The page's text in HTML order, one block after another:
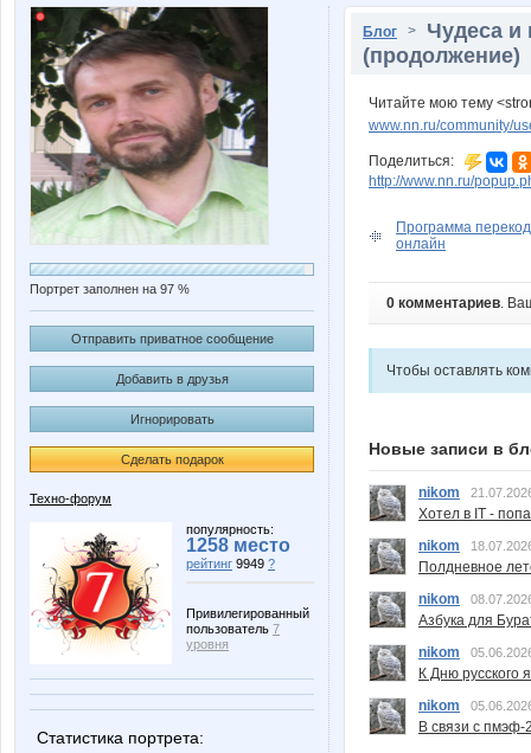
Портрет заполнен на 97 %
Отправить приватное сообщение
Добавить в друзья
Игнорировать
Сделать подарок
Техно-форум
популярность:
1258 место
рейтинг 9949 ?
Привилегированный
пользователь 7
уровня
Статистика портрета:
Блог > Чудеса и
(продолжение)
Читайте мою тему
www.nn.ru/community/
Поделиться:
http://www.nn.ru/
Программа
онлайн
0 комментариев.
Чтобы оставлять
Новые записи в
nikom
Хотел в IT -
nikom
Полдневное
nikom
Азбука для
nikom
К Дню русского
nikom
В связи с пмэф-